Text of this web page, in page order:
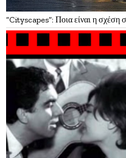
“Cityscapes”: Ποια είναι η σχέση